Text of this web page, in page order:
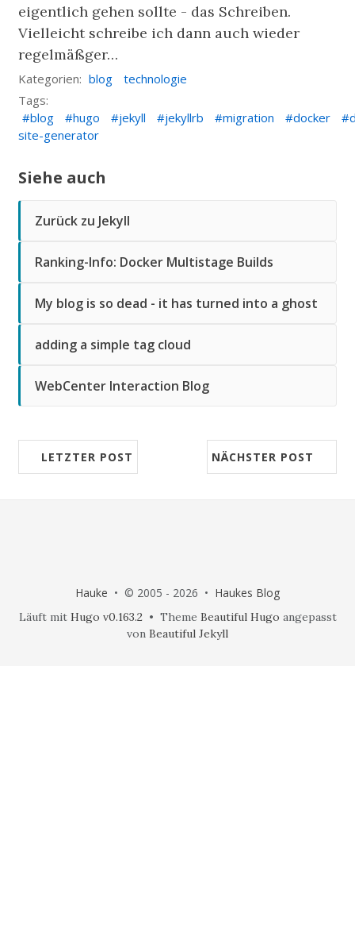
eigentlich gehen sollte - das Schreiben.
Vielleicht schreibe ich dann auch wieder
regelmäßger…
Kategorien: blog
technologie
Tags:
blog
hugo jekyll jekyllrb migration docker
site-generator
Siehe auch
Zurück zu Jekyll
Ranking-Info: Docker Multistage Builds
My blog is so dead - it has turned into a ghost
adding a simple tag cloud
WebCenter Interaction Blog
LETZTER POST NÄCHSTER POST
Hauke • © 2005 - 2026 • Haukes Blog
Läuft mit Hugo v0.163.2 • Theme Beautiful Hugo angepasst
von Beautiful Jekyll